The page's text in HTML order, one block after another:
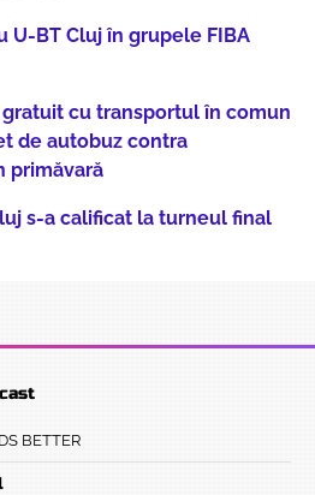
U-BT Cluj în grupele FIBA
cu transportul în comun
de autobuz contra
primăvară
s-a calificat la turneul final
BETTER